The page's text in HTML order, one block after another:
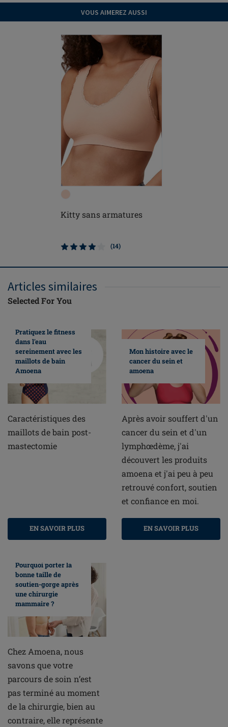
VOUS AIMEREZ AUSSI
Kitty sans armatures
(14)
Articles similaires
Selected For You
Pratiquez le fitness
dans l'eau
sereinement avec les
maillots de bain
Amoena
Caractéristiques des
maillots de bain post-
mastectomie
EN SAVOIR PLUS
Mon histoire avec le
cancer du sein et
amoena
Après avoir souffert d'un
cancer du sein et d'un
lymphœdème, j'ai
découvert les produits
amoena et j'ai peu à peu
retrouvé confort, soutien
et confiance en moi.
EN SAVOIR PLUS
Pourquoi porter la
bonne taille de
soutien-gorge après
une chirurgie
mammaire ?
Chez Amoena, nous
savons que votre
parcours de soin n’est
pas terminé au moment
de la chirurgie, bien au
contraire, elle représente